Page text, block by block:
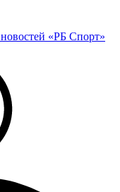
«РБ Спорт»